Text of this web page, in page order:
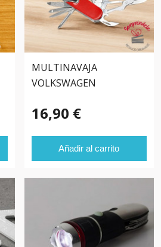
MULTINAVAJA
VOLKSWAGEN
16,90 €
Añadir al carrito